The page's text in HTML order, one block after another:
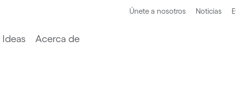
Únete a nosotros Noticias
Ideas Acerca de